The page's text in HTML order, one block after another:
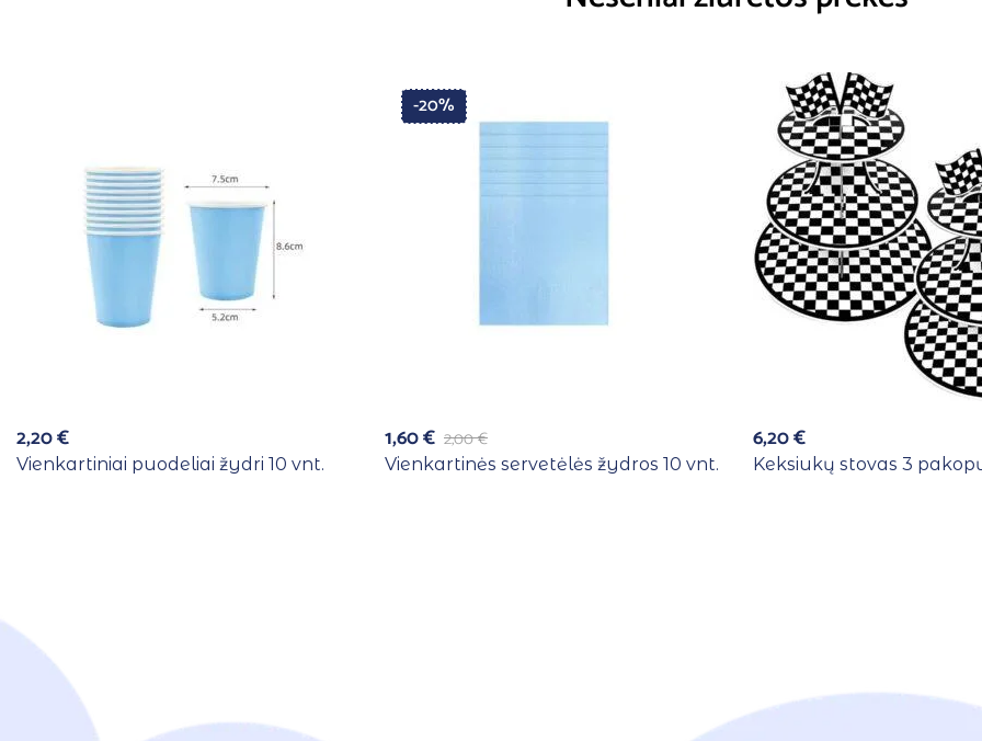
2,20€
Vienkartiniai puodeliai žydri 10 vnt.
-20%
2,00€
1,60€
Vienkartinės servetėlės žydros 10 vnt.
6,20€
Keksiukų stovas 3